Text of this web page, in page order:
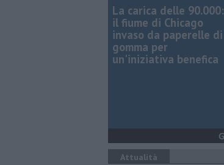
La carica delle 90.000:
il fiume di Chicago
invaso da paperelle di
gomma per
un'iniziativa benefica
Attualità